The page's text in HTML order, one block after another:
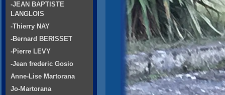
-JEAN BAPTISTE
LANGLOIS
-Thierry NAY
-Bernard BERISSET
-Pierre LEVY
-Jean frederic Gosio
Anne-Lise Martorana
Jo-Martorana